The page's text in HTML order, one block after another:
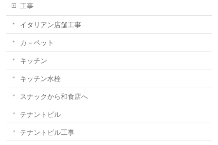
工事
イタリアン店舗工事
カ－ペット
キッチン
キッチン水栓
スナックから和食店へ
テナントビル
テナントビル工事